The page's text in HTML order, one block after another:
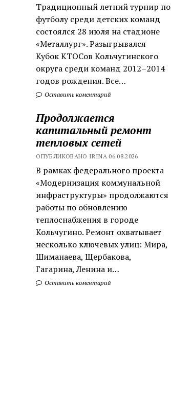
Традиционный летний турнир по
футболу среди детских команд
состоялся 28 июля на стадионе
«Металлург». Разыгрывался
Кубок КТОСов Кольчугинского
округа среди команд 2012–2014
годов рождения. Все…
Оставить коментарий
Продолжается
капитальный ремонт
тепловых сетей
ОПУБЛИКОВАНО IRINA 06.08.2026
В рамках федерального проекта
«Модернизация коммунальной
инфраструктуры» продолжаются
работы по обновлению
теплоснабжения в городе
Кольчугино. Ремонт охватывает
несколько ключевых улиц: Мира,
Шиманаева, Щербакова,
Гагарина, Ленина и…
Оставить коментарий